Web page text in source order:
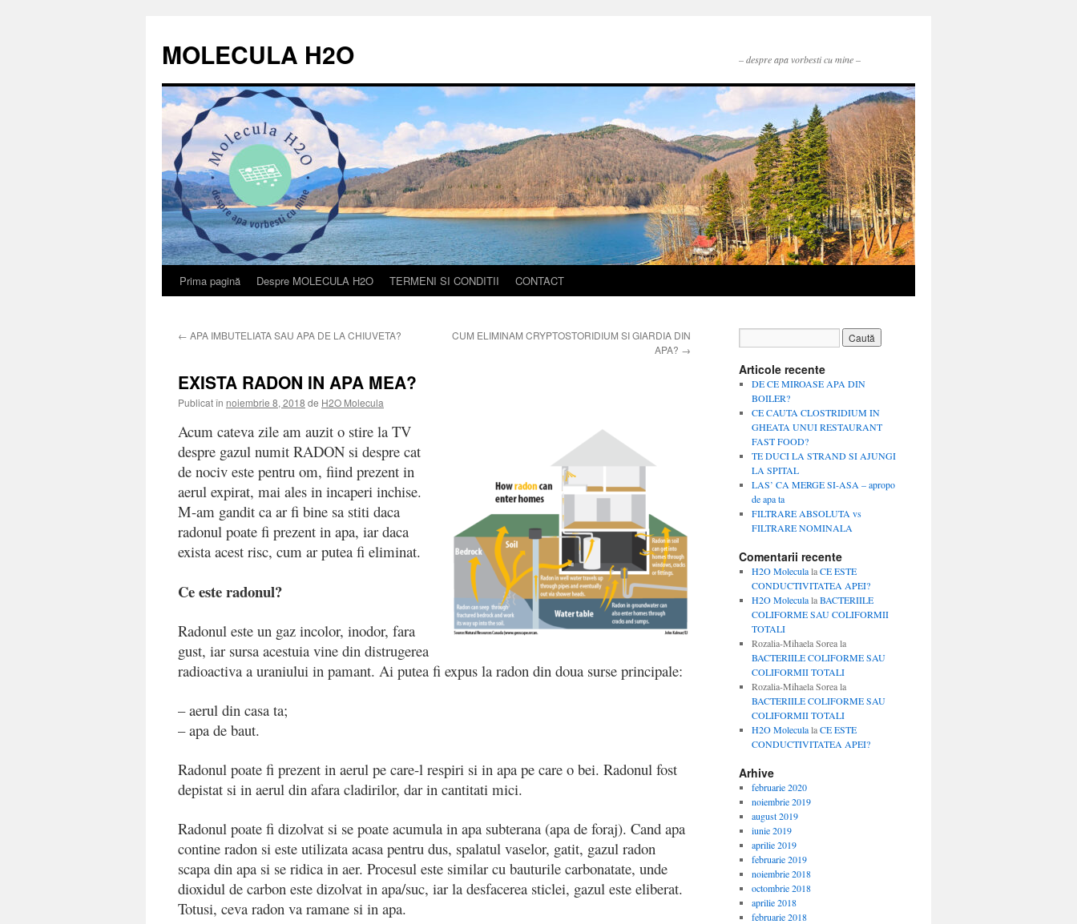
conținut
MOLECULA H2O – despre apa vorbesti cu mine –
Prima pagină Despre MOLECULA H2O TERMENI SI CONDITII CONTACT
← APA IMBUTELIATA SAU APA DE LA CHIUVETA?
CUM ELIMINAM CRYPTOSTORIDIUM SI GIARDIA DIN
APA? →
EXISTA RADON IN APA MEA?
Publicat în noiembrie 8, 2018 de H2O Molecula
Acum cateva zile am auzit o stire la TV
despre gazul numit RADON si despre cat
de nociv este pentru om, fiind prezent in
aerul expirat, mai ales in incaperi inchise.
M-am gandit ca ar fi bine sa stiti daca
radonul poate fi prezent in apa, iar daca
exista acest risc, cum ar putea fi eliminat.
Ce este radonul?
Radonul este un gaz incolor, inodor, fara
gust, iar sursa acestuia vine din distrugerea
radioactiva a uraniului in pamant. Ai putea fi expus la radon din doua surse principale:
– aerul din casa ta;
– apa de baut.
Radonul poate fi prezent in aerul pe care-l respiri si in apa pe care o bei. Radonul fost
depistat si in aerul din afara cladirilor, dar in cantitati mici.
Radonul poate fi dizolvat si se poate acumula in apa subterana (apa de foraj). Cand apa
contine radon si este utilizata acasa pentru dus, spalatul vaselor, gatit, gazul radon
scapa din apa si se ridica in aer. Procesul este similar cu bauturile carbonatate, unde
dioxidul de carbon este dizolvat in apa/suc, iar la desfacerea sticlei, gazul este eliberat.
Totusi, ceva radon va ramane si in apa.
Articole recente
DE CE MIROASE APA DIN
BOILER?
CE CAUTA CLOSTRIDIUM IN
GHEATA UNUI RESTAURANT
FAST FOOD?
TE DUCI LA STRAND SI AJUNGI
LA SPITAL
LAS’ CA MERGE SI-ASA – apropo
de apa ta
FILTRARE ABSOLUTA vs
FILTRARE NOMINALA
Comentarii recente
H2O MoleculalaCE ESTE
CONDUCTIVITATEA APEI?
H2O MoleculalaBACTERIILE
COLIFORME SAU COLIFORMII
TOTALI
Rozalia-Mihaela Soreala
BACTERIILE COLIFORME SAU
COLIFORMII TOTALI
Rozalia-Mihaela Soreala
BACTERIILE COLIFORME SAU
COLIFORMII TOTALI
H2O MoleculalaCE ESTE
CONDUCTIVITATEA APEI?
Arhive
februarie 2020
noiembrie 2019
august 2019
iunie 2019
aprilie 2019
februarie 2019
noiembrie 2018
octombrie 2018
aprilie 2018
februarie 2018